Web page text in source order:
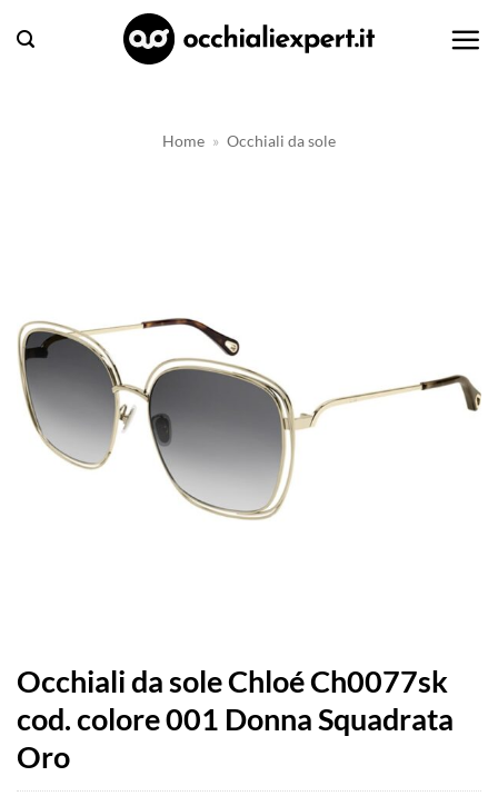
Home » Occhiali da sole
Occhiali da sole Chloé Ch0077sk
cod. colore 001 Donna Squadrata
Oro